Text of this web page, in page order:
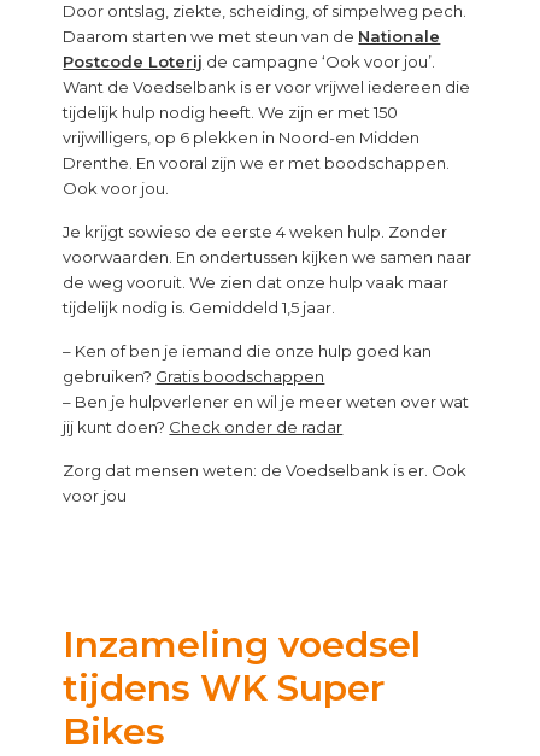
Door ontslag, ziekte, scheiding, of simpelweg pech.
Daarom starten we met steun van de Nationale
Postcode Loterij de campagne ‘Ook voor jou’.
Want de Voedselbank is er voor vrijwel iedereen die
tijdelijk hulp nodig heeft. We zijn er met 150
vrijwilligers, op 6 plekken in Noord-en Midden
Drenthe. En vooral zijn we er met boodschappen.
Ook voor jou.
Je krijgt sowieso de eerste 4 weken hulp. Zonder
voorwaarden. En ondertussen kijken we samen naar
de weg vooruit. We zien dat onze hulp vaak maar
tijdelijk nodig is. Gemiddeld 1,5 jaar.
– Ken of ben je iemand die onze hulp goed kan
gebruiken? Gratis boodschappen
– Ben je hulpverlener en wil je meer weten over wat
jij kunt doen? Check onder de radar
Zorg dat mensen weten: de Voedselbank is er. Ook
voor jou
Inzameling voedsel
tijdens WK Super
Bikes